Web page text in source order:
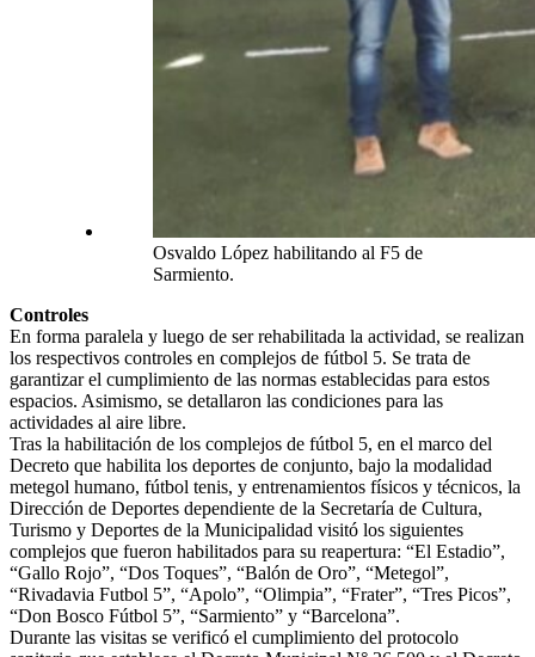
Osvaldo López habilitando al F5 de
Sarmiento.
Controles
En forma paralela y luego de ser rehabilitada la actividad, se realizan
los respectivos controles en complejos de fútbol 5. Se trata de
garantizar el cumplimiento de las normas establecidas para estos
espacios. Asimismo, se detallaron las condiciones para las
actividades al aire libre.
Tras la habilitación de los complejos de fútbol 5, en el marco del
Decreto que habilita los deportes de conjunto, bajo la modalidad
metegol humano, fútbol tenis, y entrenamientos físicos y técnicos, la
Dirección de Deportes dependiente de la Secretaría de Cultura,
Turismo y Deportes de la Municipalidad visitó los siguientes
complejos que fueron habilitados para su reapertura: “El Estadio”,
“Gallo Rojo”, “Dos Toques”, “Balón de Oro”, “Metegol”,
“Rivadavia Futbol 5”, “Apolo”, “Olimpia”, “Frater”, “Tres Picos”,
“Don Bosco Fútbol 5”, “Sarmiento” y “Barcelona”.
Durante las visitas se verificó el cumplimiento del protocolo